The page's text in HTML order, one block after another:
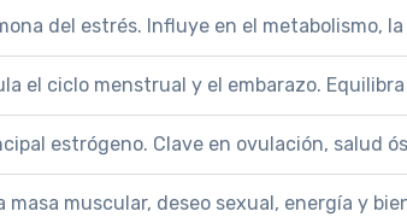
del estrés. Influye en el metabolismo,
el ciclo menstrual y el embarazo.
estrógeno. Clave en ovulación, salud
masa muscular, deseo sexual, energía y